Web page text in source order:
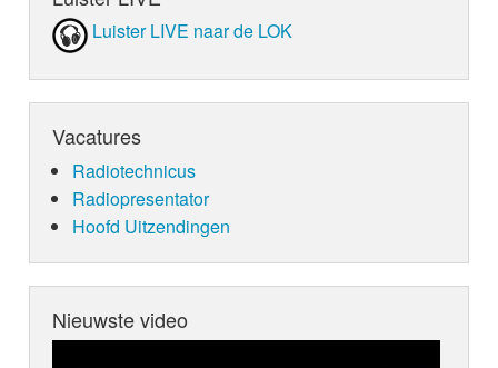
Luister LIVE naar de LOK
Vacatures
Radiotechnicus
Radiopresentator
Hoofd Uitzendingen
Nieuwste video